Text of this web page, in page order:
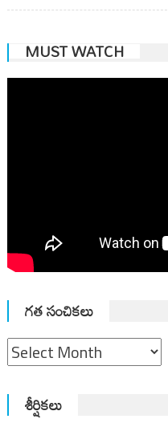
MUST WATCH
గత సంచికలు
గత
సంచికలు
శీర్షికలు